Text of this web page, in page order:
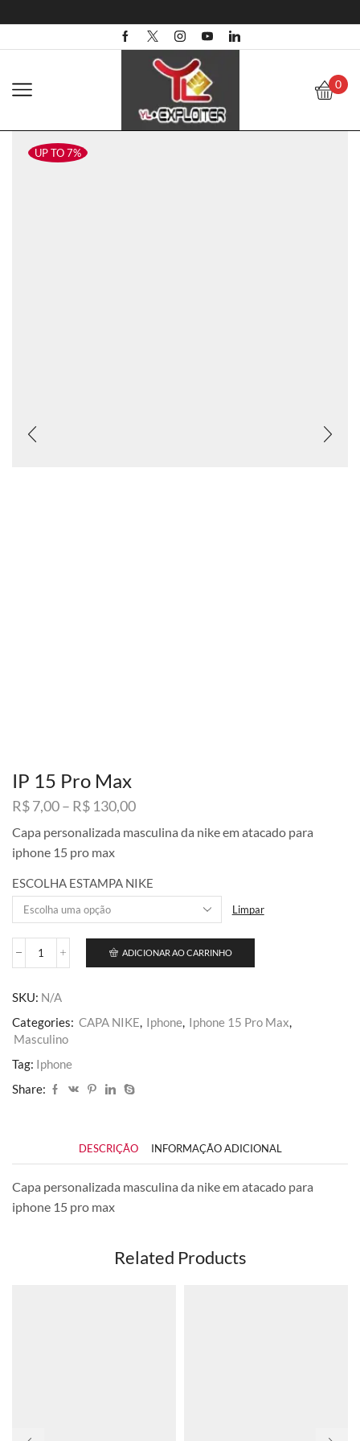
0
UP TO 7%
IP 15 Pro Max
R$7,00– R$ 130,00Faixa
preço:
R$ 130,00
Capa personalizada masculina da nike em atacado para
iphone 15 pro max
ESCOLHA ESTAMPA NIKE
Limpar
IP
Max
quantidade
ADICIONAR AO CARRINHO
SKU: N/A
Categories: CAPA NIKE, Iphone, Iphone 15 Pro Max,
Masculino
Tag: Iphone
Share:
DESCRIÇÃO INFORMAÇÃO ADICIONAL
Capa personalizada masculina da nike em atacado para
iphone 15 pro max
Related Products